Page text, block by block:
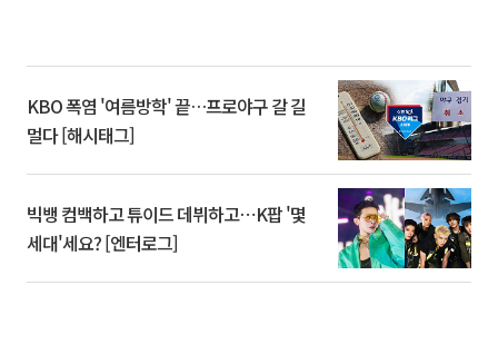
KBO 폭염 '여름방학' 끝…프로야구 갈 길
멀다 [해시태그]
빅뱅 컴백하고 튜이드 데뷔하고⋯K팝 '몇
세대'세요? [엔터로그]